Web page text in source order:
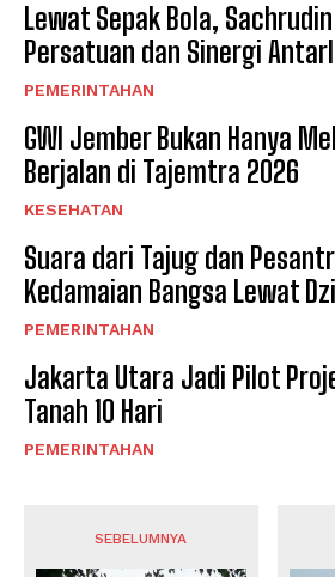
Lewat Sepak Bola,
Persatuan dan Sinergi
PEMERINTAHAN
GWI Jember Bukan Hanya
Berjalan di Tajemtra 2026
KESEHATAN
Suara dari Tajug dan
Kedamaian Bangsa Lewat
PEMERINTAHAN
Jakarta Utara Jadi Pilot
Tanah 10 Hari
PEMERINTAHAN
SEBELUMNYA